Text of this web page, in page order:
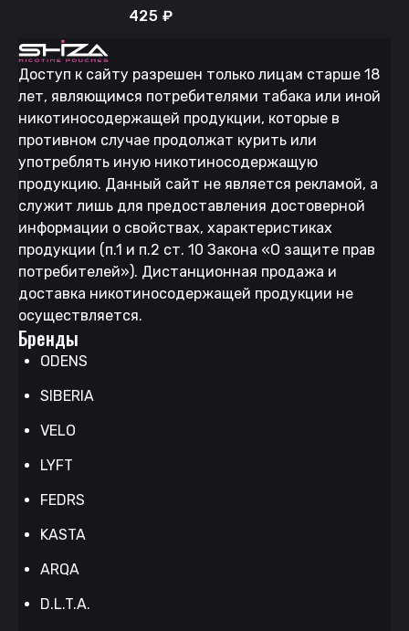
425 ₽
Доступ к сайту разрешен только лицам старше 18
лет, являющимся потребителями табака или иной
никотиносодержащей продукции, которые в
противном случае продолжат курить или
употреблять иную никотиносодержащую
продукцию. Данный сайт не является рекламой, а
служит лишь для предоставления достоверной
информации о свойствах, характеристиках
продукции (п.1 и п.2 ст. 10 Закона «О защите прав
потребителей»). Дистанционная продажа и
доставка никотиносодержащей продукции не
осуществляется.
Бренды
ODENS
SIBERIA
VELO
LYFT
FEDRS
KASTA
ARQA
D.L.T.A.